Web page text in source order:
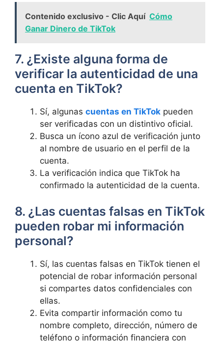
Contenido exclusivo - Clic Aquí Cómo
Ganar Dinero de TikTok
7. ¿Existe alguna forma de
verificar la autenticidad de una
cuenta en TikTok?
Sí, algunas cuentas en TikTok pueden
ser verificadas con un distintivo oficial.
Busca un ícono azul de verificación junto
al nombre de usuario en el perfil de la
cuenta.
La verificación indica que TikTok ha
confirmado la autenticidad de la cuenta.
8. ¿Las cuentas falsas en TikTok
pueden robar mi información
personal?
Sí, las cuentas falsas en TikTok tienen el
potencial de robar información personal
si compartes datos confidenciales con
ellas.
Evita compartir información como tu
nombre completo, dirección, número de
teléfono o información financiera con